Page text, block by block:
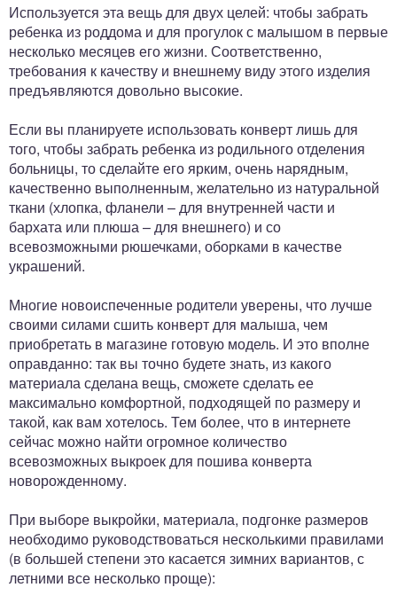
Используется эта вещь для двух целей: чтобы забрать
ребенка из роддома и для прогулок с малышом в первые
несколько месяцев его жизни. Соответственно,
требования к качеству и внешнему виду этого изделия
предъявляются довольно высокие.
Если вы планируете использовать конверт лишь для
того, чтобы забрать ребенка из родильного отделения
больницы, то сделайте его ярким, очень нарядным,
качественно выполненным, желательно из натуральной
ткани (хлопка, фланели – для внутренней части и
бархата или плюша – для внешнего) и со
всевозможными рюшечками, оборками в качестве
украшений.
Многие новоиспеченные родители уверены, что лучше
своими силами сшить конверт для малыша, чем
приобретать в магазине готовую модель. И это вполне
оправданно: так вы точно будете знать, из какого
материала сделана вещь, сможете сделать ее
максимально комфортной, подходящей по размеру и
такой, как вам хотелось. Тем более, что в интернете
сейчас можно найти огромное количество
всевозможных выкроек для пошива конверта
новорожденному.
При выборе выкройки, материала, подгонке размеров
необходимо руководствоваться несколькими правилами
(в большей степени это касается зимних вариантов, с
летними все несколько проще):